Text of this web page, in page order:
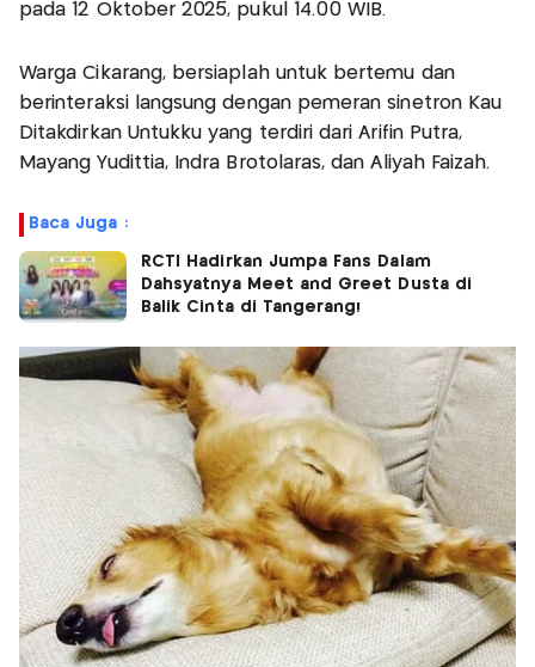
pada 12 Oktober 2025, pukul 14.00 WIB.
Warga Cikarang, bersiaplah untuk bertemu dan
berinteraksi langsung dengan pemeran sinetron Kau
Ditakdirkan Untukku yang terdiri dari Arifin Putra,
Mayang Yudittia, Indra Brotolaras, dan Aliyah Faizah.
Baca Juga :
RCTI Hadirkan Jumpa Fans Dalam
Dahsyatnya Meet and Greet Dusta di
Balik Cinta di Tangerang!